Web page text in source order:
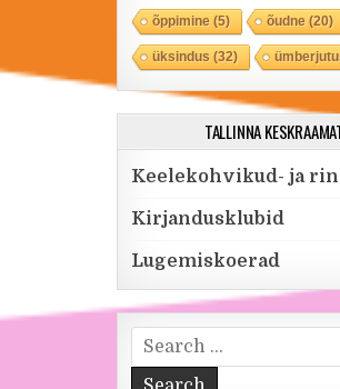
õppimine(5) õudne(20)
üksindus(32)
TALLINNA
Keelekohvikud- ja
Kirjandusklubid
Lugemiskoerad
Search for: